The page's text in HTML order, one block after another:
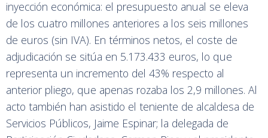
inyección económica: el presupuesto anual se eleva
de los cuatro millones anteriores a los seis millones
de euros (sin IVA). En términos netos, el coste de
adjudicación se sitúa en 5.173.433 euros, lo que
representa un incremento del 43% respecto al
anterior pliego, que apenas rozaba los 2,9 millones. Al
acto también han asistido el teniente de alcaldesa de
Servicios Públicos, Jaime Espinar; la delegada de